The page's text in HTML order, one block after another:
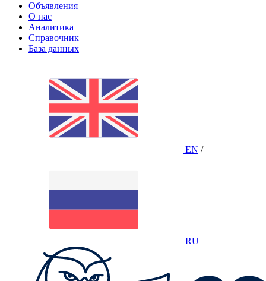
Объявления
О нас
Аналитика
Справочник
База данных
EN /
RU